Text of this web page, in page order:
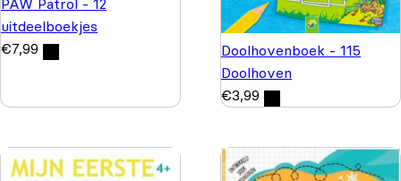
PAW Patrol - 12
uitdeelboekjes
€7,99
Doolhovenboek - 115
Doolhoven
€3,99